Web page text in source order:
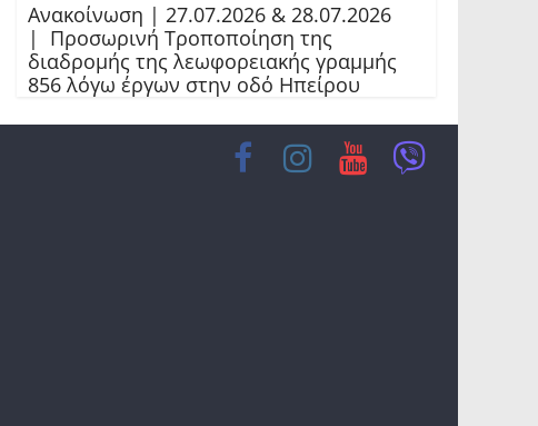
Ανακοίνωση | 27.07.2026 & 28.07.2026
| Προσωρινή Τροποποίηση της
διαδρομής της λεωφορειακής γραμμής
856 λόγω έργων στην οδό Ηπείρου